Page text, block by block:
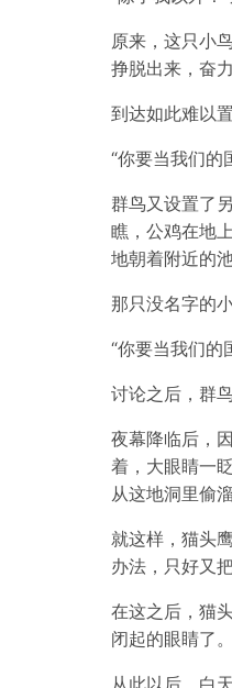
原来，这只小
挣脱出来，奋
到达如此难以
“你要当我们的
群鸟又设置了
瞧，公鸡在地
地朝着附近的
那只没名字的
“你要当我们的
讨论之后，群
夜幕降临后，
着，大眼睛一
从这地洞里偷
就这样，猫头
办法，只好又
在这之后，猫
闭起的眼睛了
从此以后，白